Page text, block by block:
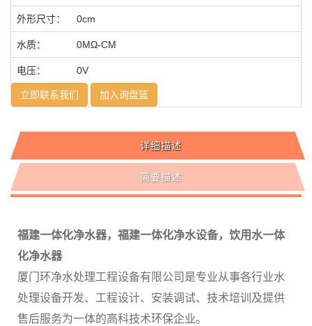
外形尺寸： 0cm
水质： 0MΩ-CM
电压： 0V
立即联系我们 加入询盘篮
详细描述
简要描述
福建一体化净水器，福建一体化净水设备，饮用水一体
化净水器
厦门环净水处理工程设备有限公司是专业从事各行业水
处理设备开发、工程设计、安装调试、技术培训及提供
售后服务为一体的高科技术环保企业。